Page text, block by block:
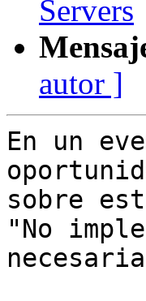
Servers
autor ]
En un
sobre
"No